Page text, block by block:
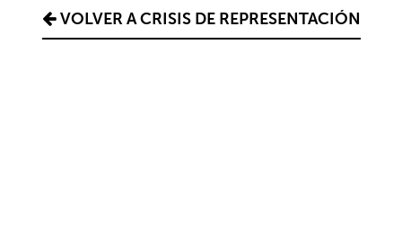
VOLVER A CRISIS DE REPRESENTACIÓN